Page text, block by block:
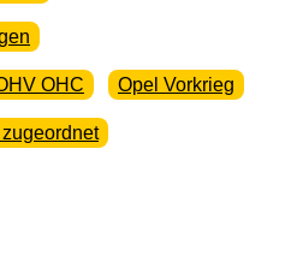
OHC Opel Vorkrieg